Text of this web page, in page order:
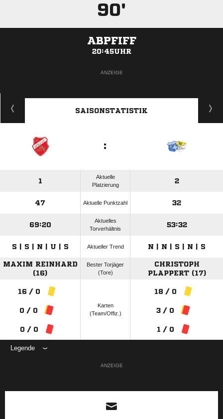
90'
ABPFIFF
20:45UHR
ANZEIGE
SAISONSTATISTIK
:
1
Aktuelle
Platzierung
2
47 Aktuelle Punktzahl 32
69:20
Aktuelles
Torverhältnis
53:32
S | S | N | U | S Aktueller Trend N | N | S | N | S
MAXIM REINHARD
(16)
Bester Torjäger
(Tore)
CHRISTOPH
PLAPPERT (17)
16 / 0
0 / 0
0 / 0
Karten
(Team/Offiz.)
18 / 0
3 / 0
1 / 0
Legende
ANZEIGE